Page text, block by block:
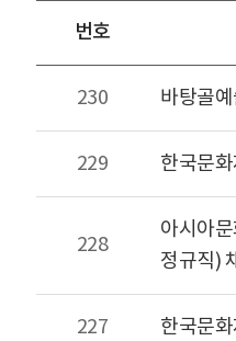
번호
230 바탕골
229 한국문
228
아시아
정규직)
227 한국문